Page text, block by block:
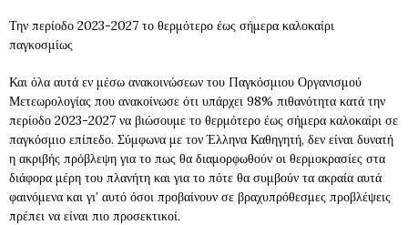
Την περίοδο 2023-2027 το θερμότερο έως σήμερα καλοκαίρι
παγκοσμίως
Και όλα αυτά εν μέσω ανακοινώσεων του Παγκόσμιου Οργανισμού
Μετεωρολογίας που ανακοίνωσε ότι υπάρχει 98% πιθανότητα κατά την
περίοδο 2023-2027 να βιώσουμε το θερμότερο έως σήμερα καλοκαίρι σε
παγκόσμιο επίπεδο. Σύμφωνα με τον Έλληνα Καθηγητή, δεν είναι δυνατή
η ακριβής πρόβλεψη για το πως θα διαμορφωθούν οι θερμοκρασίες στα
διάφορα μέρη του πλανήτη και για το πότε θα συμβούν τα ακραία αυτά
φαινόμενα και γι’ αυτό όσοι προβαίνουν σε βραχυπρόθεσμες προβλέψεις
πρέπει να είναι πιο προσεκτικοί.